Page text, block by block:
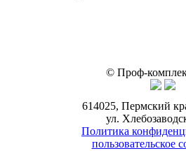
© Проф-
614025, Пермский
ул.
Политика
пользовательское